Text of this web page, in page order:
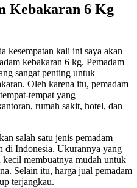
Kebakaran 6 Kg
kesempatan kali ini saya akan
kebakaran 6 kg. Pemadam
sangat penting untuk
Oleh karena itu, pemadam
tempat yang
rumah sakit, hotel, dan
salah satu jenis pemadam
di Indonesia. Ukurannya yang
membuatnya mudah untuk
Selain itu, harga jual pemadam
terjangkau.